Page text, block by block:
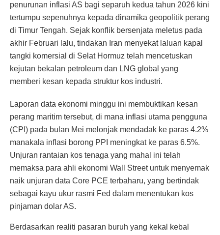
penurunan inflasi AS bagi separuh kedua tahun 2026 kini
tertumpu sepenuhnya kepada dinamika geopolitik perang
di Timur Tengah. Sejak konflik bersenjata meletus pada
akhir Februari lalu, tindakan Iran menyekat laluan kapal
tangki komersial di Selat Hormuz telah mencetuskan
kejutan bekalan petroleum dan LNG global yang
memberi kesan kepada struktur kos industri.
Laporan data ekonomi minggu ini membuktikan kesan
perang maritim tersebut, di mana inflasi utama pengguna
(CPI) pada bulan Mei melonjak mendadak ke paras 4.2%
manakala inflasi borong PPI meningkat ke paras 6.5%.
Unjuran rantaian kos tenaga yang mahal ini telah
memaksa para ahli ekonomi Wall Street untuk menyemak
naik unjuran data Core PCE terbaharu, yang bertindak
sebagai kayu ukur rasmi Fed dalam menentukan kos
pinjaman dolar AS.
Berdasarkan realiti pasaran buruh yang kekal kebal